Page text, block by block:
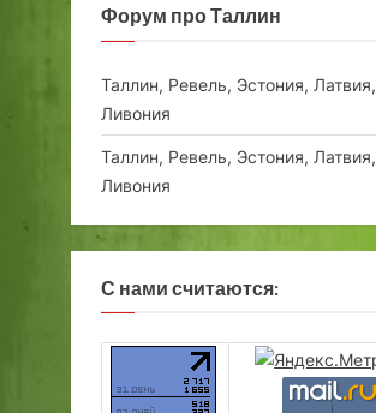
Форум про Таллин
Таллин, Ревель, Эстония, Латвия,
Ливония
Таллин, Ревель, Эстония, Латвия,
Ливония
С нами считаются: